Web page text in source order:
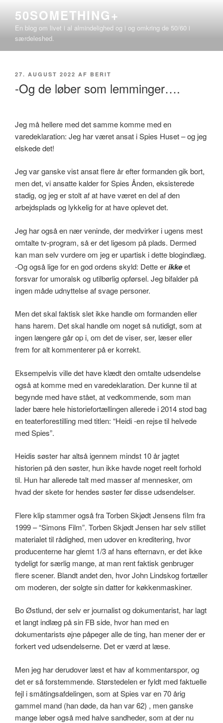
indhold
50SOMETHING+
En blog om livet i al almindelighed og i og omkring de 50/60 i
særdeleshed.
UDGIVET
27. AUGUST 2022 AF BERIT
-Og de løber som lemminger….
Jeg må hellere med det samme komme med en
varedeklaration: Jeg har været ansat i Spies Huset – og jeg
elskede det!
Jeg var ganske vist ansat flere år efter formanden gik bort,
men det, vi ansatte kalder for Spies Ånden, eksisterede
stadig, og jeg er stolt af at have været en del af den
arbejdsplads og lykkelig for at have oplevet det.
Jeg har også en nær veninde, der medvirker i ugens mest
omtalte tv-program, så er det ligesom på plads. Dermed
kan man selv vurdere om jeg er upartisk i dette blogindlæg.
-Og også lige for en god ordens skyld: Dette erikkeet
forsvar for umoralsk og utilbørlig opførsel. Jeg bifalder på
ingen måde udnyttelse af svage personer.
Men det skal faktisk slet ikke handle om formanden eller
hans harem. Det skal handle om noget så nutidigt, som at
ingen længere går op i, om det de viser, ser, læser eller
frem for alt kommenterer på er korrekt.
Eksempelvis ville det have klædt den omtalte udsendelse
også at komme med en varedeklaration. Der kunne til at
begynde med have stået, at vedkommende, som man
lader bære hele historiefortællingen allerede i 2014 stod bag
en teaterforestilling med titlen: “Heidi -en rejse til helvede
med Spies”.
Heidis søster har altså igennem mindst 10 år jagtet
historien på den søster, hun ikke havde noget reelt forhold
til. Hun har allerede talt med masser af mennesker, om
hvad der skete for hendes søster før disse udsendelser.
Flere klip stammer også fra Torben Skjødt Jensens film fra
1999 – “Simons Film”. Torben Skjødt Jensen har selv stillet
materialet til rådighed, men udover en kreditering, hvor
producenterne har glemt 1/3 af hans efternavn, er det ikke
tydeligt for særlig mange, at man rent faktisk genbruger
flere scener. Blandt andet den, hvor John Lindskog fortæller
om moderen, der solgte sin datter for køkkenmaskiner.
Bo Østlund, der selv er journalist og dokumentarist, har lagt
et langt indlæg på sin FB side, hvor han med en
dokumentarists øjne påpeger alle de ting, han mener der er
forkert ved udsendelserne. Det er værd at læse.
Men jeg har derudover læst et hav af kommentarspor, og
det er så forstemmende. Størstedelen er fyldt med faktuelle
fejl i småtingsafdelingen, som at Spies var en 70 årig
gammel mand (han døde, da han var 62) , men ganske
mange løber også med halve sandheder, som at der nu